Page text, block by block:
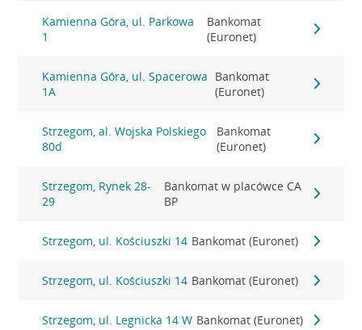
Kamienna Góra, ul. Parkowa
1
Bankomat
(Euronet)
Kamienna Góra, ul. Spacerowa
1A
Bankomat
(Euronet)
Strzegom, al. Wojska Polskiego
80d
Bankomat
(Euronet)
Strzegom, Rynek 28-
29
Bankomat w placówce CA
BP
Strzegom, ul. Kościuszki 14 Bankomat (Euronet)
Strzegom, ul. Kościuszki 14 Bankomat (Euronet)
Strzegom, ul. Legnicka 14 W Bankomat (Euronet)